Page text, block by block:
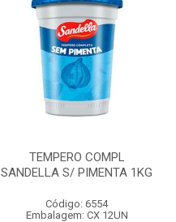
TEMPERO COMPL
SANDELLA S/ PIMENTA 1KG
Código: 6554
Embalagem: CX 12UN